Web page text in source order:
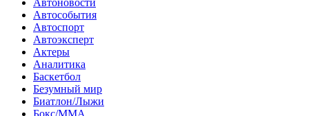
Автоновости
Автособытия
Автоспорт
Автоэксперт
Актеры
Аналитика
Баскетбол
Безумный мир
Биатлон/Лыжи